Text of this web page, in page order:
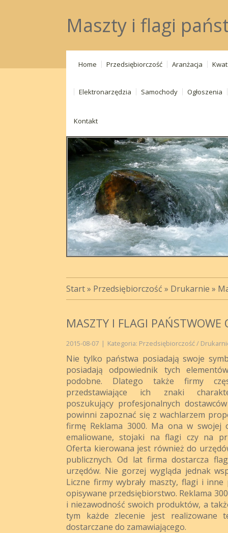
Maszty i flagi
Home Przedsiębiorczość Aranżacja
Elektronarzędzia Samochody Ogłoszenia
Kontakt
Start» Przedsiębiorczość » Drukarnie »
MASZTY I FLAGI PAŃSTWOWE
2015-08-07 | Kategoria: Przedsiębiorczość /
Nie tylko państwa posiadają swoje
posiadają odpowiednik tych
podobne. Dlatego także firmy
przedstawiające ich znaki
poszukujący profesjonalnych
powinni zapoznać się z wachlarzem
firmę Reklama 3000. Ma ona w swojej
emaliowane, stojaki na flagi czy na
Oferta kierowana jest również do
publicznych. Od lat firma dostarcza
urzędów. Nie gorzej wygląda jednak
Liczne firmy wybrały maszty, flagi i
opisywane przedsiębiorstwo. Reklama
i niezawodność swoich produktów, a
tym każde zlecenie jest realizowane
dostarczane do zamawiającego.